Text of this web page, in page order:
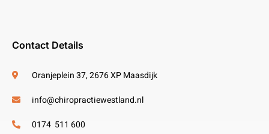
Contact Details
Oranjeplein 37, 2676 XP Maasdijk
info@chiropractiewestland.nl
0174 511 600